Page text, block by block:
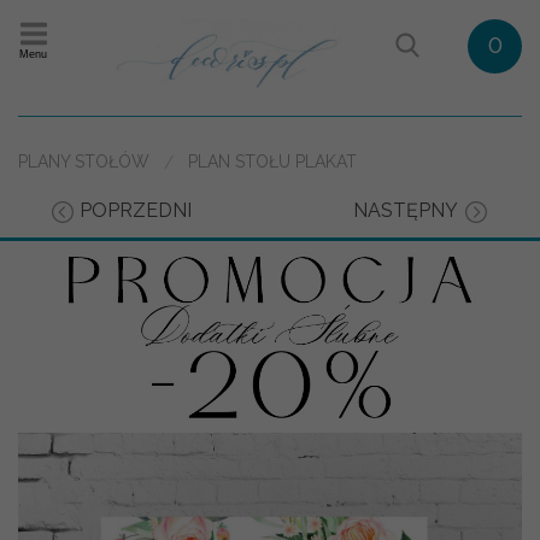
Menu 0
PLANY STOŁÓW PLAN STOŁU PLAKAT
POPRZEDNI NASTĘPNY